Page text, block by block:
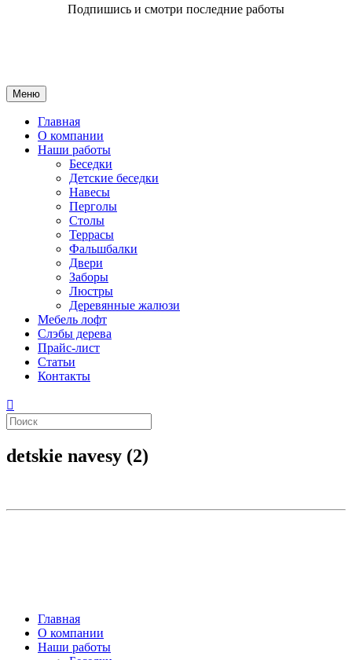
Подпишись и смотри последние работы
Меню
Главная
О компании
Наши работы
Беседки
Детские беседки
Навесы
Перголы
Столы
Террасы
Фальшбалки
Двери
Заборы
Люстры
Деревянные жалюзи
Мебель лофт
Слэбы дерева
Прайс-лист
Статьи
Контакты
detskie navesy (2)
Главная
О компании
Наши работы